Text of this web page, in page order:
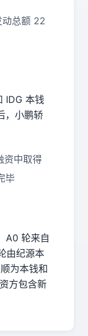
总额 22
IDG 本钱
，小鹏轿
资中取得
毕
A0 轮来自
由纪源本
为本钱和
方包含新